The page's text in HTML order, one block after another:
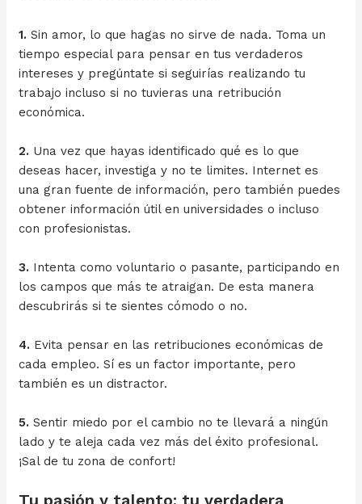
1. Sin amor, lo que hagas no sirve de nada. Toma un
tiempo especial para pensar en tus verdaderos
intereses y pregúntate si seguirías realizando tu
trabajo incluso si no tuvieras una retribución
económica.
2. Una vez que hayas identificado qué es lo que
deseas hacer, investiga y no te limites. Internet es
una gran fuente de información, pero también puedes
obtener información útil en universidades o incluso
con profesionistas.
3. Intenta como voluntario o pasante, participando en
los campos que más te atraigan. De esta manera
descubrirás si te sientes cómodo o no.
4. Evita pensar en las retribuciones económicas de
cada empleo. Sí es un factor importante, pero
también es un distractor.
5. Sentir miedo por el cambio no te llevará a ningún
lado y te aleja cada vez más del éxito profesional.
¡Sal de tu zona de confort!
Tu pasión y talento: tu verdadera